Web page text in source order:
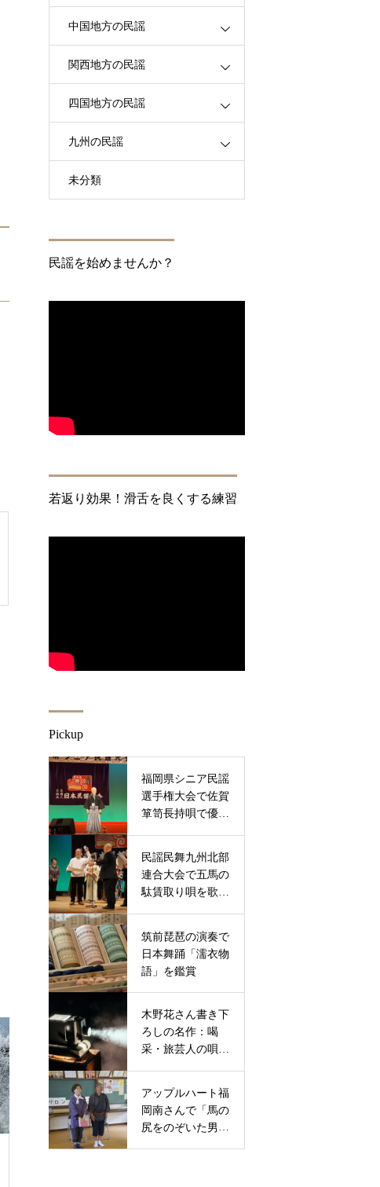
中国地方の民謡
関西地方の民謡
四国地方の民謡
九州の民謡
未分類
民謡を始めませんか？
若返り効果！滑舌を良くする練習
Pickup
福岡県シニア民謡
選手権大会で佐賀
箪笥長持唄で優秀
民謡民舞九州北部
連合大会で五馬の
駄賃取り唄を歌っ
筑前琵琶の演奏で
日本舞踊「濡衣物
語」を鑑賞
木野花さん書き下
ろしの名作：喝
采・旅芸人の唄に
アップルハート福
岡南さんで「馬の
尻をのぞいた男」